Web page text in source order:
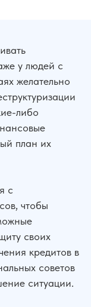
у людей с
желательно
либо
план их
с
чтобы
своих
кредитов в
советов
ситуации.